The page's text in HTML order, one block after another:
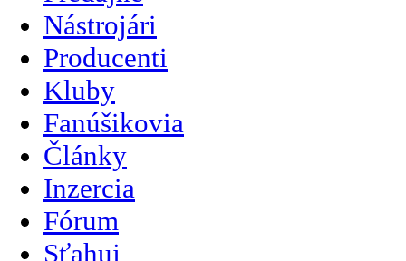
Nástrojári
Producenti
Kluby
Fanúšikovia
Články
Inzercia
Fórum
Sťahuj